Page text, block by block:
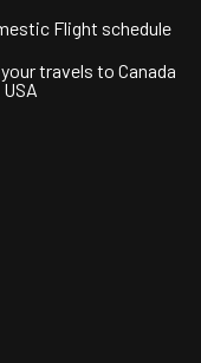
Flight schedule
travels to Canada